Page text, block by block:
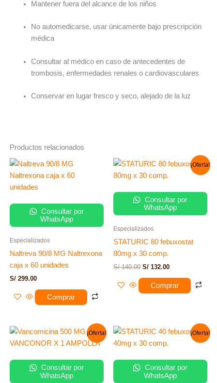
Mantener fuera del alcance de los niños
No automedicarse, usar únicamente bajo prescripción
médica
Consultar al médico en caso de antecedentes de
trombosis, enfermedades renales o cardiovasculares
Conservar en lugar fresco y seco, alejado de la luz
Productos relacionados
Consultar por
WhatsApp
Especializados
Naltreva 90/8 MG Naltrexona
caja x 60 unidades
S/ 299.00
Comprar
¡Oferta!
Consultar por
WhatsApp
Especializados
STATURIC 80 febuxostat
80mg x 30 comp.
S/140.00
El
original
S/ 132.00
El
Comprar
¡Oferta!
Consultar por
WhatsApp
El
original
El
actual
¡Oferta!
Consultar por
WhatsApp
El
original
El
actual